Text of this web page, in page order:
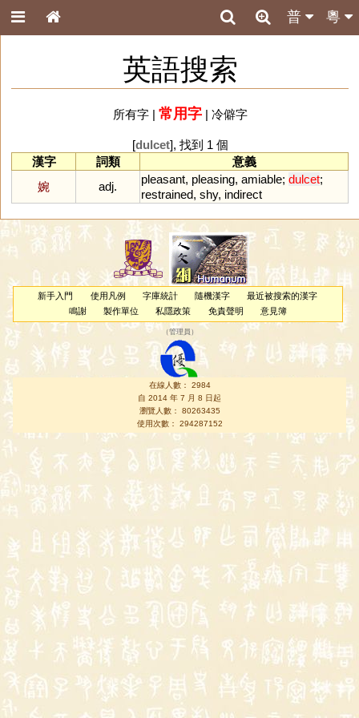
粵
普
英語搜索
所有字| 常用字| 冷僻字
[dulcet], 找到 1 個
漢字
詞類
意義
婉
adj.
pleasant, pleasing, amiable; dulcet;
restrained, shy, indirect
新手入門 使用凡例 字庫統計 隨機漢字
最近被搜索的漢字
鳴謝
製作單位 私隱政策 免責聲明 意見簿
（管理員 ）
在線人數： 2984
自 2014 年 7 月 8 日起
瀏覽人數： 80263435
使用次數： 294287152